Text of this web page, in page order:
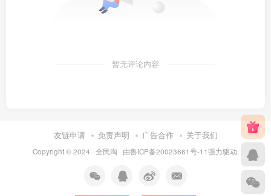
暂无评论内容
友链申请 免责声明 广告合作 关于我们
Copyright © 2024 · 全民淘 · 由鲁ICP备20023661号-11强力驱动.